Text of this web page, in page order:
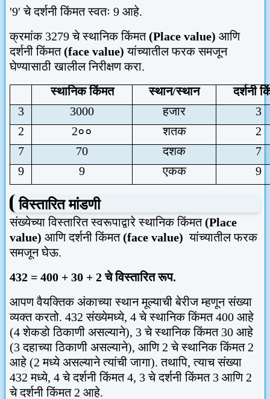
'9'चे दर्शनी किंमत स्वतः 9 आहे.
क्रमांक 3279चे स्थानिक किंमत(Place value) आणि
दर्शनी किंमत(face value) यांच्यातील फरक समजून
घेण्यासाठी खालील निरीक्षण करा.
स्थानिक किंमत
स्थान/स्थान
दर्शनी
3
3000 हजार
3
2
2०० शतक
2
7
70 दशक
7
9
9 एकक 9
विस्तारित मांडणी
संख्येच्या विस्तारित स्वरूपाद्वारे स्थानिक किंमत(Place
value) आणि दर्शनी किंमत(face value) यांच्यातील फरक
समजून घेऊ.
432 = 400 + 30 + 2चे विस्तारित रूप.
आपण वैयक्तिक अंकाच्या स्थान मूल्याची बेरीज म्हणून संख्या
व्यक्त करतो. 432संख्येमध्ये, 4चे स्थानिक किंमत400 आहे
(4शेकडो ठिकाणी असल्याने), 3चे स्थानिक किंमत 30 आहे
(3दहाच्या ठिकाणी असल्याने), आणि 2चे स्थानिक किंमत 2
आहे (2मध्ये असल्याने त्यांची जागा). तथापि,त्याच संख्या
432मध्ये, 4चे दर्शनी किंमत4, 3चे दर्शनी किंमत 3 आणि 2
चे दर्शनी किंमत 2 आहे.